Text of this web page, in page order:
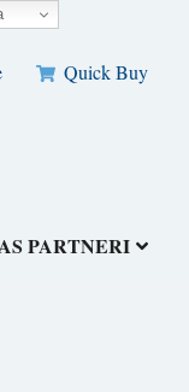
Quick Buy
PARTNERI